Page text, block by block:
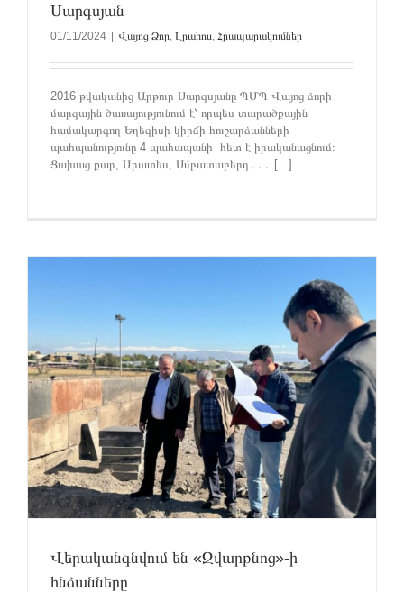
Սարգսյան
01/11/2024 | Վայոց Ձոր, Լրահոս, Հրապարակումներ
2016 թվականից Արթուր Սարգսյանը ՊՄՊ Վայոց ձորի
մարզային ծառայությունում է՝ որպես տարածքային
համակարգող Եղեգիսի կիրճի հուշարձանների
պահպանությունը 4 պահապանի հետ է իրականացնում։
Ցախաց քար, Արատես, Սմբատաբերդ․․․ [...]
Վերականգնվում են «Զվարթնոց»-ի
հնձանները